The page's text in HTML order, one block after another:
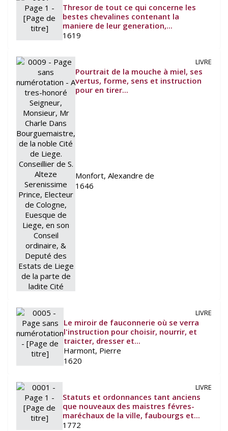
Thresor de tout ce qui concerne les
bestes chevalines contenant la
maniere de leur generation,...
1619
LIVRE
Pourtrait de la mouche à miel, ses
vertus, forme, sens et instruction
pour en tirer...
Monfort, Alexandre de
1646
LIVRE
Le miroir de fauconnerie où se verra
l'instruction pour choisir, nourrir, et
traicter, dresser et...
Harmont, Pierre
1620
LIVRE
Statuts et ordonnances tant anciens
que nouveaux des maistres févres-
maréchaux de la ville, faubourgs et...
1772